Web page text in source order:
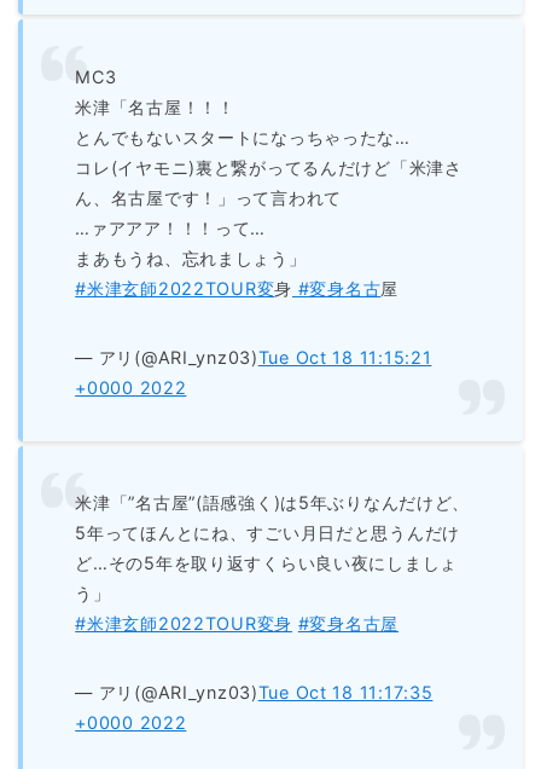
MC3
米津「名古屋！！！
とんでもないスタートになっちゃったな…
コレ(イヤモニ)裏と繋がってるんだけど「米津さ
ん、名古屋です！」って言われて
…ァアアア！！！って…
まあもうね、忘れましょう」
#米津玄師2022TOUR変身 #変身名古屋
— アリ(@ARI_ynz03)Tue Oct 18 11:15:21
+0000 2022
米津「”名古屋”(語感強く)は5年ぶりなんだけど、
5年ってほんとにね、すごい月日だと思うんだけ
ど…その5年を取り返すくらい良い夜にしましょ
う」
#米津玄師2022TOUR変身 #変身名古屋
— アリ(@ARI_ynz03)Tue Oct 18 11:17:35
+0000 2022